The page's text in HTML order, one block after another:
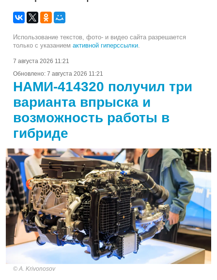
Использование текстов, фото- и видео сайта разрешается
только с указанием активной гиперссылки
7 августа 2026 11:21
Обновлено: 7 августа 2026 11:21
НАМИ-414320 получил три
варианта впрыска и
возможность работы в
гибриде
A. Krivonosov